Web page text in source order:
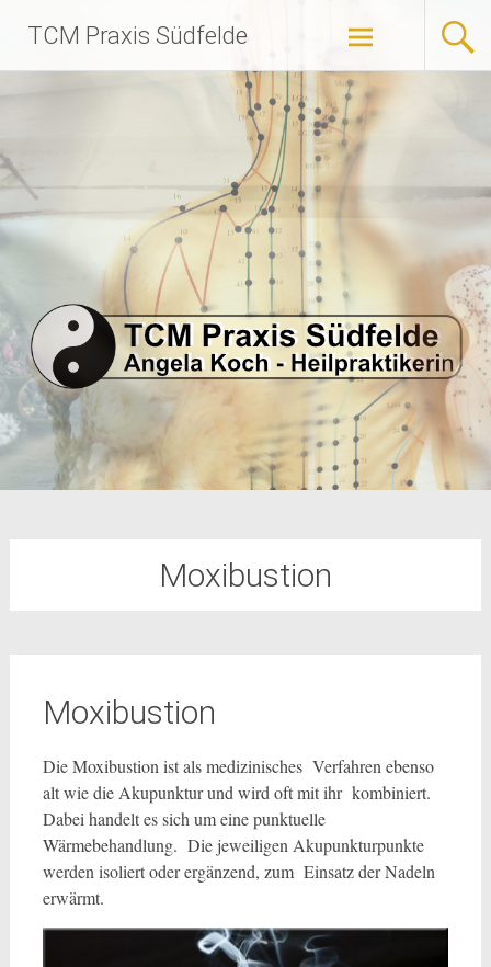
TCM Praxis Südfelde
Moxibustion
Moxibustion
Die Moxibustion ist als medizinisches Verfahren ebenso
alt wie die Akupunktur und wird oft mit ihr kombiniert.
Dabei handelt es sich um eine punktuelle
Wärmebehandlung. Die jeweiligen Akupunkturpunkte
werden isoliert oder ergänzend, zum Einsatz der Nadeln
erwärmt.